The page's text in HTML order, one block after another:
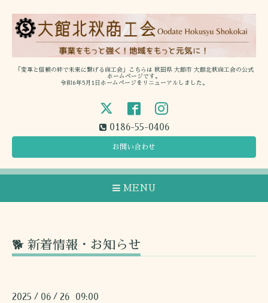
「変革と信頼の絆で未来に繋げる商工会」こちらは 秋田県 大館市 大館北秋商工会の公式
ホームページです。
令和6年5月1日ホームページをリニューアルしました。
0186-55-0406
お問い合わせ
MENU
🐕 新着情報・お知らせ
2025 / 06 / 26 09:00